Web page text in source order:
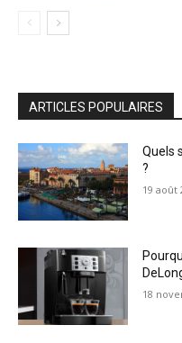
ARTICLES POPULAIRES
Quels
?
19 août
18